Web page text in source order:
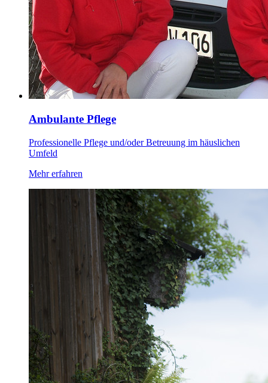
Ambulante Pflege
Professionelle Pflege und/oder Betreuung im häuslichen
Umfeld
Mehr erfahren